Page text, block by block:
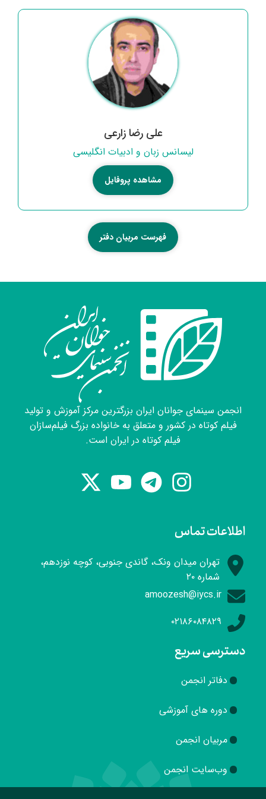
علی رضا زارعی
لیسانس زبان و ادبیات انگلیسی
مشاهده پروفایل
فهرست مربیان دفتر
اطلاعات تماس
تهران میدان ونک، گاندی جنوبی، کوچه نوزدهم،
شماره ۲۰
amoozesh@iycs.ir
۰۲۱۸۶۰۸۴۸۲۹
انجمن سینمای جوانان ایران بزرگترین مرکز آموزش و تولید
فیلم کوتاه در کشور و متعلق به خانواده بزرگ فیلم‌سازان
فیلم کوتاه در ایران است.
دسترسی سریع
دفاتر انجمن
دوره های آموزشی
مربیان انجمن
وب‌سایت انجمن